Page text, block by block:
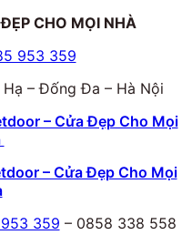
CHO MỌI NHÀ
953 359
– Đống Đa – Hà Nội
– Cửa Đẹp Cho Mọi
– Cửa Đẹp Cho Mọi
359 – 0858 338 558